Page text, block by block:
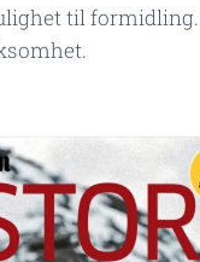
til